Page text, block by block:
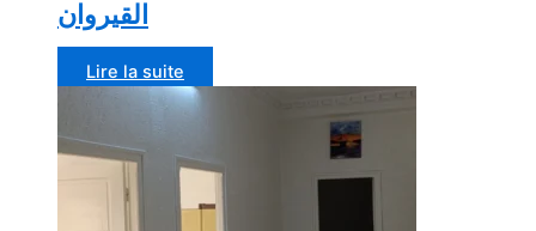
القيروان
Lire la suite